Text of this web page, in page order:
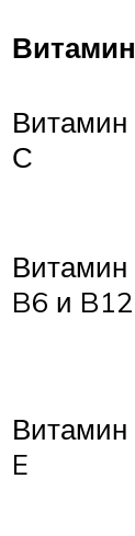
Витамин
Витамин
С
Витамин
B6 и B12
Витамин
E